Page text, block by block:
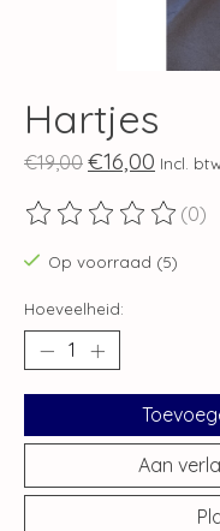
Hartjes
€19,00 €16,00 Incl.
De beoordeling van
(0)
Op voorraad (5)
Hoeveelheid:
Aan